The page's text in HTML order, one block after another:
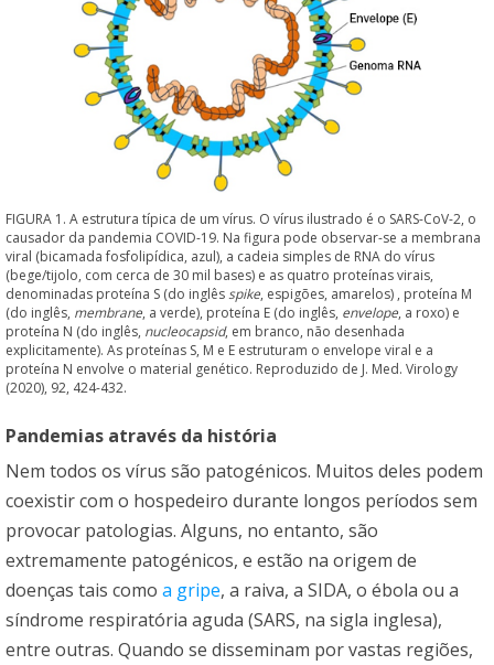
FIGURA 1. A estrutura típica de um vírus. O vírus ilustrado é o SARS-CoV-2, o
causador da pandemia COVID-19. Na figura pode observar-se a membrana
viral (bicamada fosfolipídica, azul), a cadeia simples de RNA do vírus
(bege/tijolo, com cerca de 30 mil bases) e as quatro proteínas virais,
denominadas proteína S (do inglêsspike, espigões, amarelos) , proteína M
(do inglês, membrane, a verde), proteína E (do inglês, envelope, a roxo) e
proteína N (do inglês, nucleocapsid, em branco, não desenhada
explicitamente). As proteínas S, M e E estruturam o envelope viral e a
proteína N envolve o material genético. Reproduzido de J. Med. Virology
(2020), 92, 424-432.
Pandemias através da história
Nem todos os vírus são patogénicos. Muitos deles podem
coexistir com o hospedeiro durante longos períodos sem
provocar patologias. Alguns, no entanto, são
extremamente patogénicos, e estão na origem de
doenças tais como a gripe, a raiva, a SIDA, o ébola ou a
síndrome respiratória aguda (SARS, na sigla inglesa),
entre outras. Quando se disseminam por vastas regiões,